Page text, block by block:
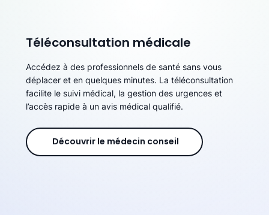
Téléconsultation médicale
Accédez à des professionnels de santé sans vous
déplacer et en quelques minutes. La téléconsultation
facilite le suivi médical, la gestion des urgences et
l’accès rapide à un avis médical qualifié.
Découvrir le médecin conseil